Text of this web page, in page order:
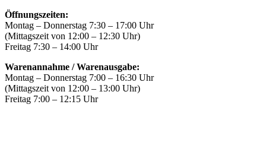
Öffnungszeiten:
Montag – Donnerstag 7:30 – 17:00 Uhr
(Mittagszeit von 12:00 – 12:30 Uhr)
Freitag 7:30 – 14:00 Uhr
Warenannahme / Warenausgabe:
Montag – Donnerstag 7:00 – 16:30 Uhr
(Mittagszeit von 12:00 – 13:00 Uhr)
Freitag 7:00 – 12:15 Uhr